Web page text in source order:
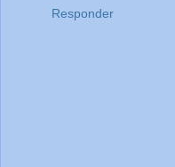
Responder